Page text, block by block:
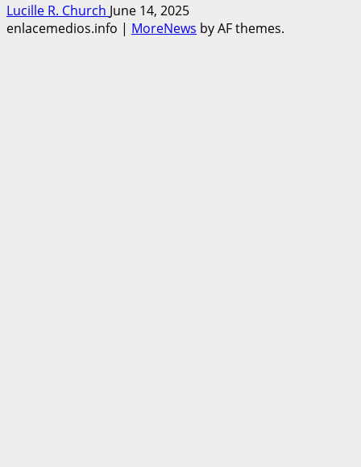
Lucille R. Church June 14, 2025
enlacemedios.info | MoreNews by AF themes.